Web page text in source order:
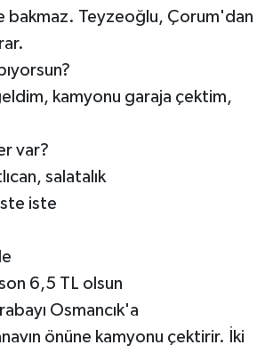
bakmaz. Teyzeoğlu, Çorum'dan
kamyonu garaja çektim,
var?
salatalık
iste
6,5 TL olsun
Osmancık'a
önüne kamyonu çektirir. İki